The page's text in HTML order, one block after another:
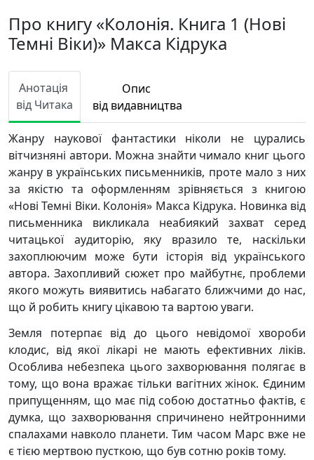
Про книгу «Колонія. Книга 1 (Нові
Темні Віки)» Макса Кідрука
Анотація
від Читака
Опис
від видавництва
Жанру наукової фантастики ніколи не цурались
вітчизняні автори. Можна знайти чимало книг цього
жанру в українських письменників, проте мало з них
за якістю та оформленням зрівняється з книгою
«Нові Темні Віки. Колонія» Макса Кідрука. Новинка від
письменника викликала неабиякий захват серед
читацької аудиторію, яку вразило те, наскільки
захоплюючим може бути історія від українського
автора. Захопливий сюжет про майбутнє, проблеми
якого можуть виявитись набагато ближчими до нас,
що й робить книгу цікавою та вартою уваги.
Земля потерпає від до цього невідомої хвороби
клодис, від якої лікарі не мають ефективних ліків.
Особлива небезпека цього захворювання полягає в
тому, що вона вражає тільки вагітних жінок. Єдиним
припущенням, що має під собою достатньо фактів, є
думка, що захворювання спричинено нейтронними
спалахами навколо планети. Тим часом Марс вже не
є тією мертвою пусткою, що був сотню років тому.